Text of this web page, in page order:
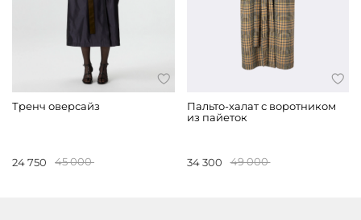
Тренч оверсайз
24 750 45 000
Пальто-халат с воротником
из пайеток
34 300 49 000